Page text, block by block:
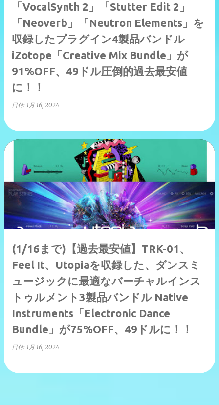
「VocalSynth 2」「Stutter Edit 2」
「Neoverb」「Neutron Elements」を
収録したプラグイン4製品バンドル
iZotope「Creative Mix Bundle」が
91%OFF、49ドル圧倒的過去最安値
に！！
日付: 1月 16, 2024
(1/16まで)【過去最安値】TRK-01、
Feel It、Utopiaを収録した、ダンスミ
ュージックに最適なバーチャルインス
トゥルメント3製品バンドル Native
Instruments「Electronic Dance
Bundle」が75%OFF、49ドルに！！
日付: 1月 16, 2024